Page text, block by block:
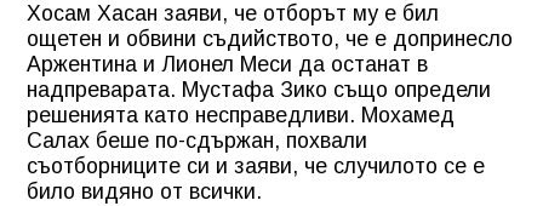
Хосам Хасан заяви, че отборът му е бил
ощетен и обвини съдийството, че е допринесло
Аржентина и Лионел Меси да останат в
надпреварата. Мустафа Зико също определи
решенията като несправедливи. Мохамед
Салах беше по-сдържан, похвали
съотборниците си и заяви, че случилото се е
било видяно от всички.